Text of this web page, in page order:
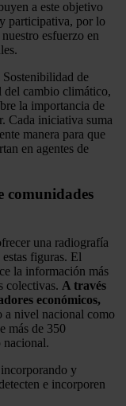
a este objetivo
participativa, por lo
esfuerzo en
de
del cambio climático,
la importancia de
Cada iniciativa suma
manera para que
en agentes de
comunidades
una radiografía
estas figuras. El
la información más
colectivas. A través
económicos,
a nivel nacional como
más de 350
nacional.
y
e incorporen